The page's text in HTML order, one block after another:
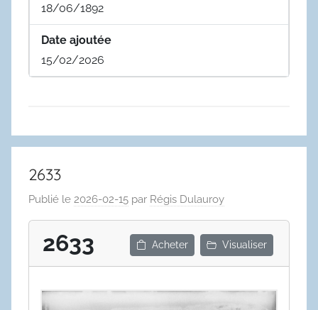
18/06/1892
Date ajoutée
15/02/2026
2633
Publié le 2026-02-15 par Régis Dulauroy
2633 Acheter Visualiser